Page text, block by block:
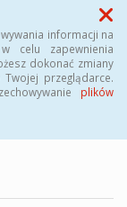
informacji na
celu zapewnienia
dokonać zmiany
przeglądarce.
plików
Menu